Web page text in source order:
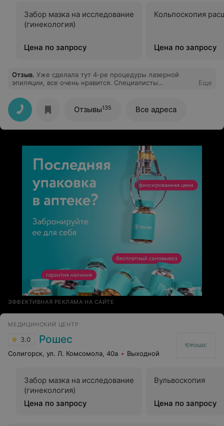
Забор мазка на исследование
(гинекология)
Цена по запросу
Кольпоскопия
Цена по запросу
Отзыв. Уже сделала тут 4-ре процедуры лазерной
эпиляции, все очень нравится. Специалисты
кабинет комфортный и аккуратный. Хочется приходить
ещё и еще! Очень рада, что открыли филиал в
Солигорске.
Еще
Отзывы135 Все адреса
ЭФФЕКТИВНАЯ РЕКЛАМА НА САЙТЕ
МЕДИЦИНСКИЙ ЦЕНТР
3.0 Рошес
Солигорск, ул. Л. Комсомола, 40а Выходной
Забор мазка на исследование
(гинекология)
Цена по запросу
Вульвоскопия
Цена по запросу